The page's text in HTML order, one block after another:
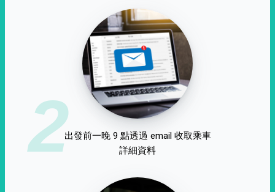
2出發前一晚 9 點透過 email 收取乘車
詳細資料